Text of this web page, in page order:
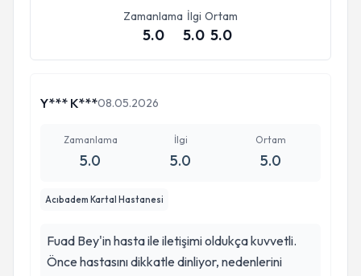
Zamanlama
5.0
İlgi
5.0
Ortam
5.0
Y*** K***08.05.2026
Zamanlama
5.0
İlgi
5.0
Ortam
5.0
Acıbadem Kartal Hastanesi
Fuad Bey'in hasta ile iletişimi oldukça kuvvetli.
Önce hastasını dikkatle dinliyor, nedenlerini